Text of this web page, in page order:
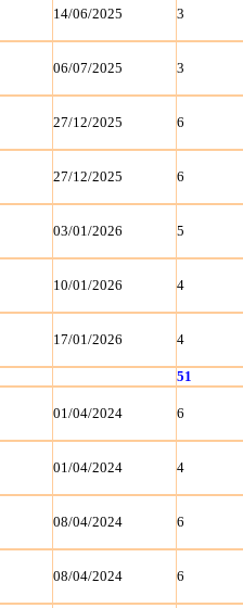
14/06/2025 3
06/07/2025 3
27/12/2025 6
27/12/2025 6
03/01/2026 5
10/01/2026 4
17/01/2026 4
51
01/04/2024 6
01/04/2024 4
08/04/2024 6
08/04/2024 6